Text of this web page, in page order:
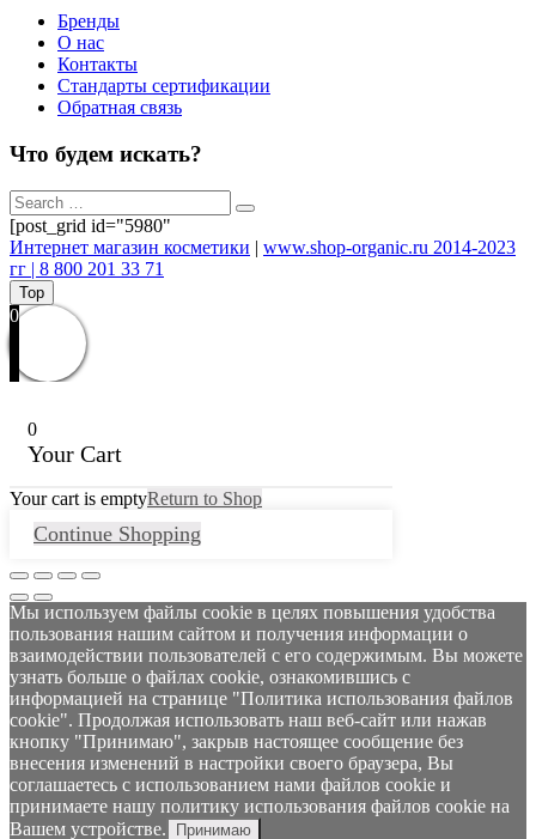
Бренды
О нас
Контакты
Стандарты сертификации
Обратная связь
Что будем искать?
[post_grid id="5980"
Интернет магазин косметики | www.shop-organic.ru 2014-2023
гг | 8 800 201 33 71
Top
0
0
Your Cart
Your cart is emptyReturn to Shop
Continue Shopping
Мы используем файлы cookie в целях повышения удобства
пользования нашим сайтом и получения информации о
взаимодействии пользователей с его содержимым. Вы можете
узнать больше о файлах cookie, ознакомившись с
информацией на странице "Политика использования файлов
cookie". Продолжая использовать наш веб-сайт или нажав
кнопку "Принимаю", закрыв настоящее сообщение без
внесения изменений в настройки своего браузера, Вы
соглашаетесь с использованием нами файлов cookie и
принимаете нашу политику использования файлов cookie на
Вашем устройстве.
Принимаю